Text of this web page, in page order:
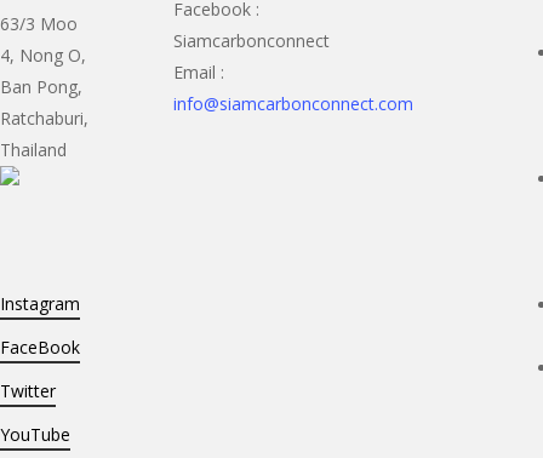
63/3 Moo
4, Nong O,
Ban Pong,
Ratchaburi,
Thailand
Facebook :
Siamcarbonconnect
Email :
info@siamcarbonconnect.com
Instagram
FaceBook
Twitter
YouTube